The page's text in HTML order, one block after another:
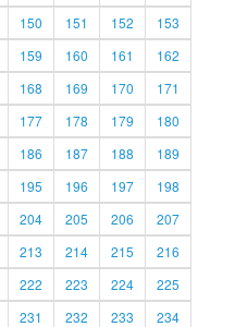
150 151 152
153
159 160 161
162
168 169 170
171
177 178 179
180
186 187 188
189
195 196 197
198
204 205 206
207
213 214 215
216
222 223 224
225
231 232 233
234